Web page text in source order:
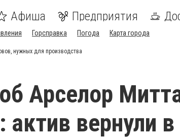
Афиша Предприятия
Горсправка Погода Карта города
нужных для производства
Арселор
актив вернули в